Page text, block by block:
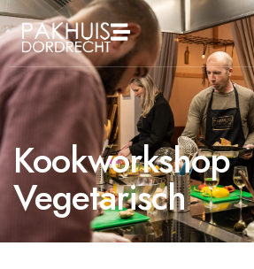
Kookworkshop
Vegetarisch